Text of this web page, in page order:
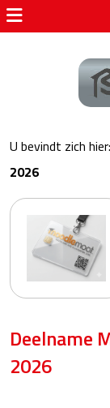
U bevindt zich hier:
2026
Deelname
2026